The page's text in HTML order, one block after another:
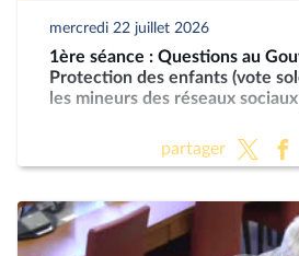
mercredi 22 juillet 2026
1ère séance : Questions au
Protection des enfants (vote
les mineurs des réseaux
partager